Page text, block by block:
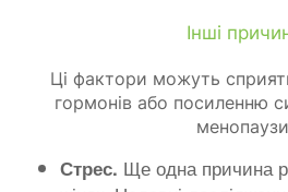
Інші
Ці фактори можуть
гормонів або посиленню
Стрес. Ще одна причина